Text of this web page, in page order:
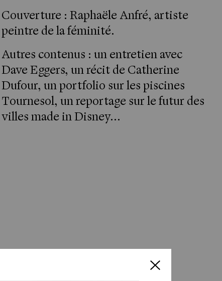
Couverture : Raphaële Anfré, artiste
peintre de la féminité.
Autres contenus : un entretien avec
Dave Eggers, un récit de Catherine
Dufour, un portfolio sur les piscines
Tournesol, un reportage sur le futur des
villes made in Disney...